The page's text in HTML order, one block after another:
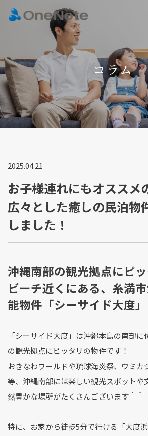
コラム
2025.04.21
お子様連れにもオススメ
広々とした癒しの民泊物
しました！
沖縄南部の観光拠点にピ
ビーチ近くにある、糸満
能物件「シーサイド大度」
「シーサイド大度」は沖縄本島の南部
の観光拠点にピッタリの物件です！
おきなわワールドや琉球海炎祭、ウミカ
等、沖縄南部には楽しい観光スポットや
然豊かな場所がたくさんございます＾＾
特に、お家から徒歩5分で行ける「大度